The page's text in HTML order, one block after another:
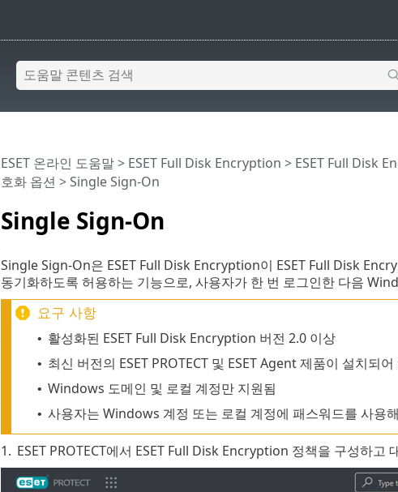
Single Sign-On
ESET 온라인 도움말> ESET Full Disk Encryption > ESET Full Disk
호화 옵션 > Single Sign-On
Single Sign-On은 ESET Full Disk Encryption이 ESET Full Disk
동기화하도록 허용하는 기능으로, 사용자가 한 번 로그인한 다음
요구 사항
• 활성화된 ESET Full Disk Encryption 버전 2.0 이상
• 최신 버전의 ESET PROTECT 및 ESET Agent 제품이 설치되어
• Windows 도메인 및 로컬 계정만 지원됨
• 사용자는 Windows 계정 또는 로컬 계정에 패스워드를 사용
1. ESET PROTECT에서 ESET Full Disk Encryption 정책을 구성하고